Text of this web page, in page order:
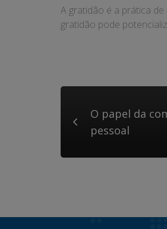
A gratidão é a prática
gratidão pode
O papel da
pessoal